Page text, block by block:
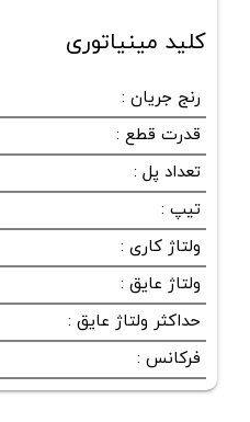
کلید مینیاتوری
رنج جریان :
قدرت قطع :
تعداد پل :
تیپ :
ولتاژ کاری :
ولتاژ عایق :
حداکثر ولتاژ عایق :
فرکانس :